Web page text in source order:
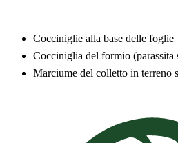
Cocciniglie alla base delle foglie
Cocciniglia del formio (parassita
Marciume del colletto in terreno